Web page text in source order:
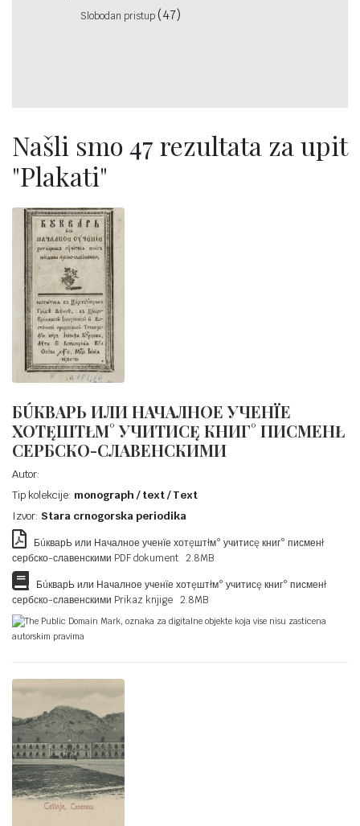
Slobodan pristup(47)
Našli smo 47 rezultata za upit
"Plakati"
БÚКВАРЬ ИЛИ НАЧАЛНОЕ УЧЕНЇЕ
ХОТĘШТŁМ° УЧИТИСĘ КНИГ° ПИСМЕНŁ
СЕРБСКО-СЛАВЕНСКИМИ
Autor:
Tip kolekcije: monograph / text / Text
Izvor: Stara crnogorska periodika
БúкварЬ или Началное ученїе хотęштłм° учитисę книг° писменł
сербско-славенскими PDF dokument 2.8MB
БúкварЬ или Началное ученїе хотęштłм° учитисę книг° писменł
сербско-славенскими Prikaz knjige 2.8MB
The Public Domain Mark, oznaka za digitalne objekte koja vise nisu zasticena
autorskim pravima